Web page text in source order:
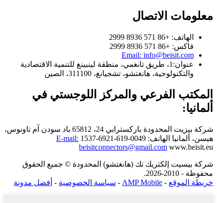
معلومات الاتصال
الهاتف: +86 571 8936 2999
فاكس: +86 571 8936 2999
Email: info@beisit.com
عنوان: 1، طريق تانغمي، منطقة لينبينغ للتنمية الاقتصادية
والتكنولوجية، هانغتشو، تشجيانغ، 311100، الصين
المكتب الفرعي والمركز اللوجستي في
ألمانيا:
شركة بيزيت المحدودة
باركسترابي 24، 65812 باد سودن آم تاونوس،
هيسن، ألمانيا الهاتف: 0049-619-6921-1537
E-mail:
beisitconnectors@gmail.com www.beisit.eu
شركة بيسيت إلكتريك تك (هانغتشو) المحدودة © جميع الحقوق
محفوظة - 2010-2026.
خريطة الموقع -
AMP Mobile
- سياسة الخصوصية - أفضل مدونة